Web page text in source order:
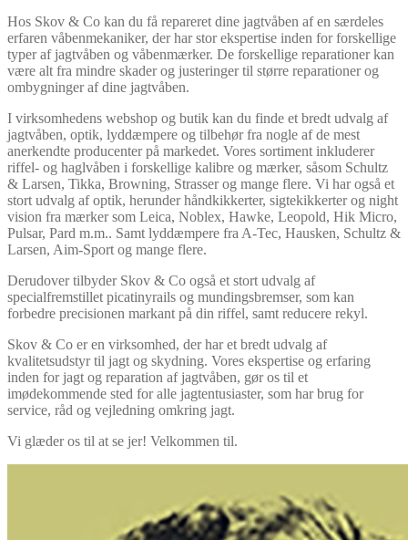
Hos Skov & Co kan du få repareret dine jagtvåben af en særdeles
erfaren våbenmekaniker, der har stor ekspertise inden for forskellige
typer af jagtvåben og våbenmærker. De forskellige reparationer kan
være alt fra mindre skader og justeringer til større reparationer og
ombygninger af dine jagtvåben.
I virksomhedens webshop og butik kan du finde et bredt udvalg af
jagtvåben, optik, lyddæmpere og tilbehør fra nogle af de mest
anerkendte producenter på markedet. Vores sortiment inkluderer
riffel- og haglvåben i forskellige kalibre og mærker, såsom Schultz
& Larsen, Tikka, Browning, Strasser og mange flere. Vi har også et
stort udvalg af optik, herunder håndkikkerter, sigtekikkerter og night
vision fra mærker som Leica, Noblex, Hawke, Leopold, Hik Micro,
Pulsar, Pard m.m.. Samt lyddæmpere fra A-Tec, Hausken, Schultz &
Larsen, Aim-Sport og mange flere.
Derudover tilbyder Skov & Co også et stort udvalg af
specialfremstillet picatinyrails og mundingsbremser, som kan
forbedre precisionen markant på din riffel, samt reducere rekyl.
Skov & Co er en virksomhed, der har et bredt udvalg af
kvalitetsudstyr til jagt og skydning. Vores ekspertise og erfaring
inden for jagt og reparation af jagtvåben, gør os til et
imødekommende sted for alle jagtentusiaster, som har brug for
service, råd og vejledning omkring jagt.
Vi glæder os til at se jer! Velkommen til.